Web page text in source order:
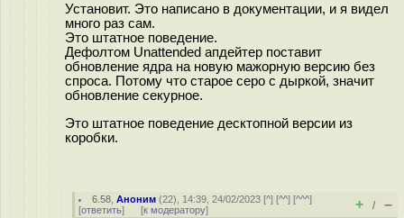
Установит. Это написано в документации, и я видел
много раз сам.
Это штатное поведение.
Дефолтом Unattended апдейтер поставит
обновление ядра на новую мажорную версию без
спроса. Потому что старое серо с дыркой, значит
обновление секурное.
Это штатное поведение десктопной версии из
коробки.
6.58 ,Аноним (22), 14:39, 24/02/2023 [^] [^^] [^^^]
[ответить] [к модератору] + / –